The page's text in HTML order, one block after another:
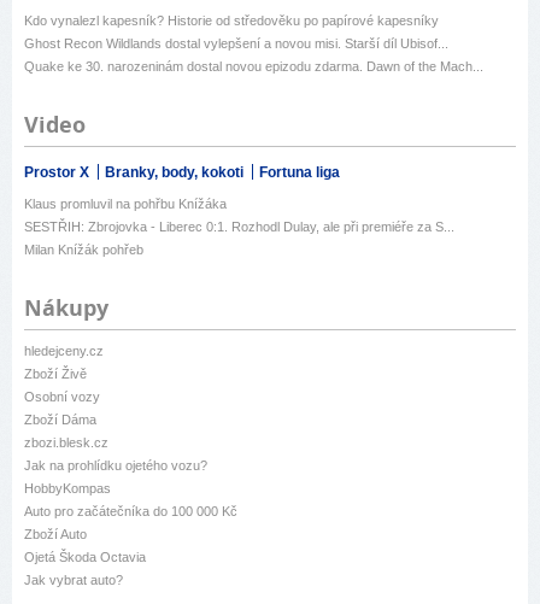
Kdo vynalezl kapesník? Historie od středověku po papírové kapesníky
Ghost Recon Wildlands dostal vylepšení a novou misi. Starší díl Ubisof...
Quake ke 30. narozeninám dostal novou epizodu zdarma. Dawn of the Mach...
Video
Prostor X Branky, body, kokoti Fortuna liga
Klaus promluvil na pohřbu Knížáka
SESTŘIH: Zbrojovka - Liberec 0:1. Rozhodl Dulay, ale při premiéře za S...
Milan Knížák pohřeb
Nákupy
hledejceny.cz
Zboží Živě
Osobní vozy
Zboží Dáma
zbozi.blesk.cz
Jak na prohlídku ojetého vozu?
HobbyKompas
Auto pro začátečníka do 100 000 Kč
Zboží Auto
Ojetá Škoda Octavia
Jak vybrat auto?